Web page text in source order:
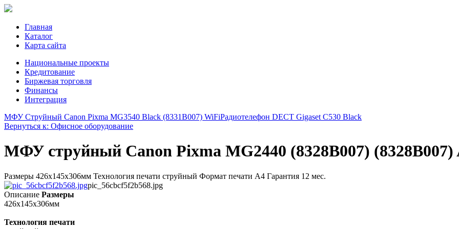
Главная
Каталог
Карта сайта
Национальные проекты
Кредитование
Биржевая торговля
Финансы
Интеграция
МФУ Струйный Canon Pixma MG3540 Black (8331B007) WiFiРадиотелефон DECT Gigaset C530 Black
Вернуться к: Офисное оборудование
МФУ струйный Canon Pixma MG2440 (8328B007) (8328B007)
Размеры 426x145x306мм Технология печати струйный Формат печати A4 Гарантия 12 мес.
pic_56cbcf5f2b568.jpg
Описание Размеры
426x145x306мм
Технология печати